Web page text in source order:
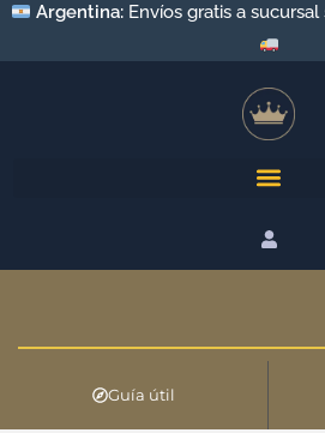
Argentina: Envíos gratis a
Guía útil